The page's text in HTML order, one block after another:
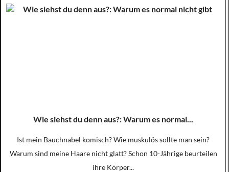
Wie siehst du denn aus?: Warum es normal...
Ist mein Bauchnabel komisch? Wie muskulös sollte man sein?
Warum sind meine Haare nicht glatt? Schon 10-Jährige beurteilen
ihre Körper...